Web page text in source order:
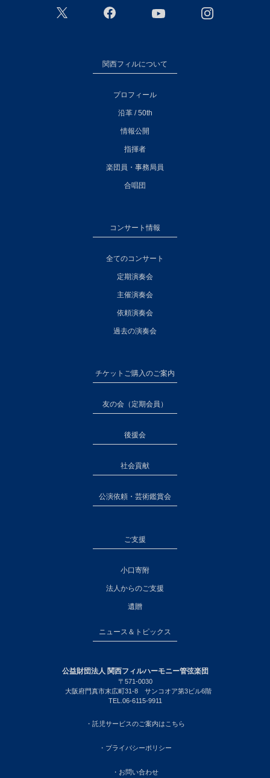
関西フィルについて
プロフィール
沿革 / 50th
情報公開
指揮者
楽団員・事務局員
合唱団
コンサート情報
全てのコンサート
定期演奏会
主催演奏会
依頼演奏会
過去の演奏会
チケットご購入のご案内
友の会（定期会員）
後援会
社会貢献
公演依頼・芸術鑑賞会
ご支援
小口寄附
法人からのご支援
遺贈
ニュース＆トピックス
公益財団法人 関西フィルハーモニー管弦楽団
〒571-0030
大阪府門真市末広町31-8 サンコオア第3ビル6階
TEL.06-6115-9911
・託児サービスのご案内はこちら
・プライバシーポリシー
・お問い合わせ